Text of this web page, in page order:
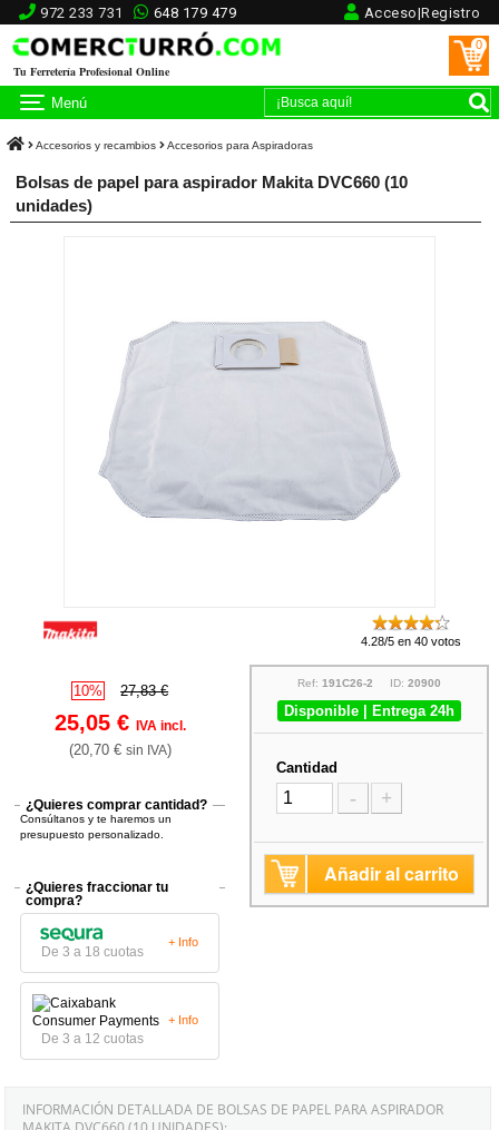
972 233 731 648 179 479 Acceso|Registro
Tu Ferretería Profesional Online
0
Menú
Accesorios y recambios Accesorios para Aspiradoras
Bolsas de papel para aspirador Makita DVC660 (10
unidades)
4.28/5 en 40 votos
10% 27,83 €
25,05 € IVA incl.
(20,70 € sin IVA)
¿Quieres comprar cantidad?
Consúltanos y te haremos un
presupuesto personalizado.
¿Quieres fraccionar tu
compra?
De 3 a 18 cuotas
+ Info
De 3 a 12 cuotas
+ Info
Ref: 191C26-2 ID: 20900
Disponible | Entrega 24h
Cantidad
- +
Añadir al carrito
INFORMACIÓN DETALLADA DE BOLSAS DE PAPEL PARA ASPIRADOR